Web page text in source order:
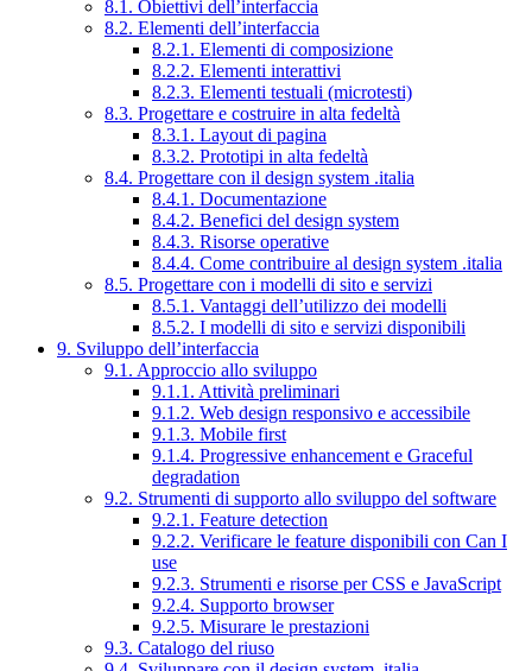
8.1. Obiettivi dell’interfaccia
8.2. Elementi dell’interfaccia
8.2.1. Elementi di composizione
8.2.2. Elementi interattivi
8.2.3. Elementi testuali (microtesti)
8.3. Progettare e costruire in alta fedeltà
8.3.1. Layout di pagina
8.3.2. Prototipi in alta fedeltà
8.4. Progettare con il design system .italia
8.4.1. Documentazione
8.4.2. Benefici del design system
8.4.3. Risorse operative
8.4.4. Come contribuire al design system .italia
8.5. Progettare con i modelli di sito e servizi
8.5.1. Vantaggi dell’utilizzo dei modelli
8.5.2. I modelli di sito e servizi disponibili
9. Sviluppo dell’interfaccia
9.1. Approccio allo sviluppo
9.1.1. Attività preliminari
9.1.2. Web design responsivo e accessibile
9.1.3. Mobile first
9.1.4. Progressive enhancement e Graceful
degradation
9.2. Strumenti di supporto allo sviluppo del software
9.2.1. Feature detection
9.2.2. Verificare le feature disponibili con Can I
use
9.2.3. Strumenti e risorse per CSS e JavaScript
9.2.4. Supporto browser
9.2.5. Misurare le prestazioni
9.3. Catalogo del riuso